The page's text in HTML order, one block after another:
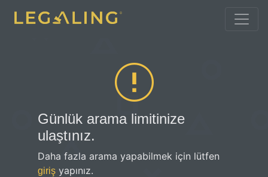
Günlük arama limitinize
ulaştınız.
Daha fazla arama yapabilmek için lütfen
giriş yapınız.